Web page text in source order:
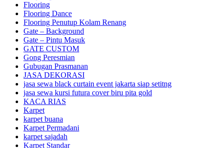
Flooring
Flooring Dance
Flooring Penutup Kolam Renang
Gate – Background
Gate – Pintu Masuk
GATE CUSTOM
Gong Peresmian
Gubugan Prasmanan
JASA DEKORASI
jasa sewa black curtain event jakarta siap setitng
jasa sewa kursi futura cover biru pita gold
KACA RIAS
Karpet
karpet buana
Karpet Permadani
karpet sajadah
Karpet Standar